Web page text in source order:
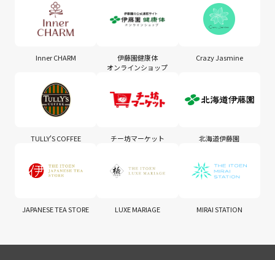
Inner CHARM
伊藤園健康体
オンラインショップ
Crazy Jasmine
TULLY'S COFFEE チー坊マーケット 北海道伊藤園
JAPANESE TEA STORE LUXE MARIAGE MIRAI STATION